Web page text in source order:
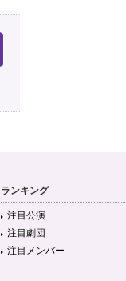
ランキング
注目公演
注目劇団
注目メンバー